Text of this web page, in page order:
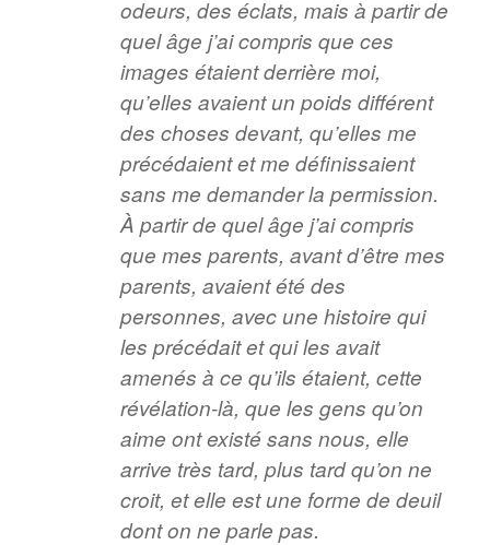
odeurs, des éclats, mais à partir de
quel âge j’ai compris que ces
images étaient derrière moi,
qu’elles avaient un poids différent
des choses devant, qu’elles me
précédaient et me définissaient
sans me demander la permission.
À partir de quel âge j’ai compris
que mes parents, avant d’être mes
parents, avaient été des
personnes, avec une histoire qui
les précédait et qui les avait
amenés à ce qu’ils étaient, cette
révélation-là, que les gens qu’on
aime ont existé sans nous, elle
arrive très tard, plus tard qu’on ne
croit, et elle est une forme de deuil
dont on ne parle pas.